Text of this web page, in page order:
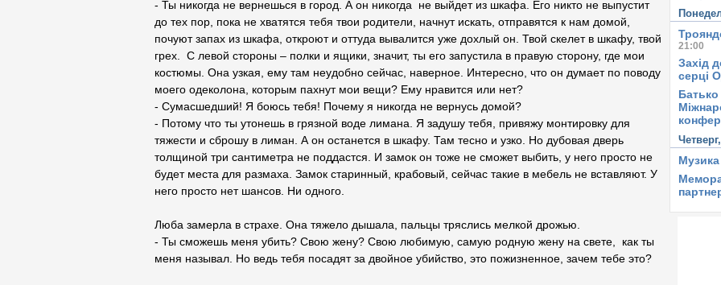
- Ты никогда не вернешься в город. А он никогда не выйдет из шкафа. Его никто не выпустит
до тех пор, пока не хватятся тебя твои родители, начнут искать, отправятся к нам домой,
почуют запах из шкафа, откроют и оттуда вывалится уже дохлый он. Твой скелет в шкафу, твой
грех. С левой стороны – полки и ящики, значит, ты его запустила в правую сторону, где мои
костюмы. Она узкая, ему там неудобно сейчас, наверное. Интересно, что он думает по поводу
моего одеколона, которым пахнут мои вещи? Ему нравится или нет?
- Сумасшедший! Я боюсь тебя! Почему я никогда не вернусь домой?
- Потому что ты утонешь в грязной воде лимана. Я задушу тебя, привяжу монтировку для
тяжести и сброшу в лиман. А он останется в шкафу. Там тесно и узко. Но дубовая дверь
толщиной три сантиметра не поддастся. И замок он тоже не сможет выбить, у него просто не
будет места для размаха. Замок старинный, крабовый, сейчас такие в мебель не вставляют. У
него просто нет шансов. Ни одного.
Люба замерла в страхе. Она тяжело дышала, пальцы тряслись мелкой дрожью.
- Ты сможешь меня убить? Свою жену? Свою любимую, самую родную жену на свете, как ты
меня называл. Но ведь тебя посадят за двойное убийство, это пожизненное, зачем тебе это?
21:00
Захід
серці
Четверг,